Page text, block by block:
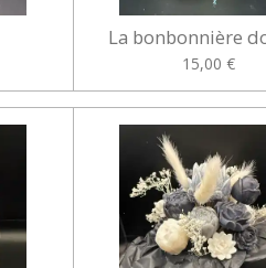
La bonbonnière
15,00 €